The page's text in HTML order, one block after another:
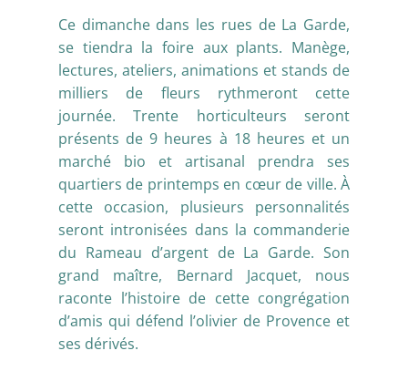
Ce dimanche dans les rues de La Garde,
se tiendra la foire aux plants. Manège,
lectures, ateliers, animations et stands de
milliers de fleurs rythmeront cette
journée. Trente horticulteurs seront
présents de 9 heures à 18 heures et un
marché bio et artisanal prendra ses
quartiers de printemps en cœur de ville. À
cette occasion, plusieurs personnalités
seront intronisées dans la commanderie
du Rameau d’argent de La Garde. Son
grand maître, Bernard Jacquet, nous
raconte l’histoire de cette congrégation
d’amis qui défend l’olivier de Provence et
ses dérivés.